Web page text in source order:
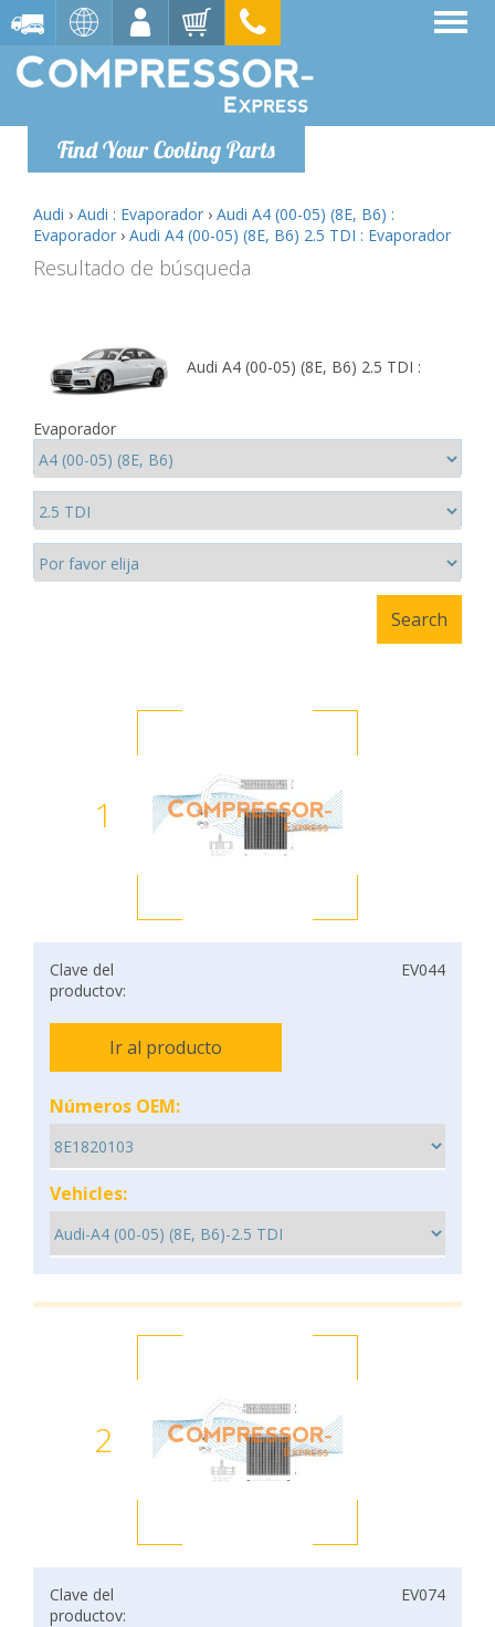
Find Your Cooling Parts
Audi › Audi : Evaporador › Audi A4 (00-05) (8E, B6) :
Evaporador › Audi A4 (00-05) (8E, B6) 2.5 TDI : Evaporador
Resultado de búsqueda
Audi A4 (00-05) (8E, B6) 2.5 TDI :
Evaporador
1
Clave del
productov:
EV044
Ir al producto
Números OEM:
Vehicles:
2
Clave del
productov:
EV074